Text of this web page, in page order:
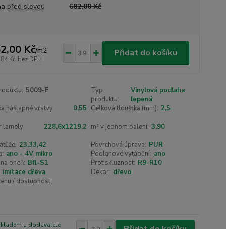
před slevou
682,00 Kč
Kč/m2
Kč bez DPH
Přidat do košíku
5009-E
Typ
produktu:
Vinylová podlaha
lepená
nášlapné vrstvy
0,55 Celková tloušťka (mm): 2,5
lamely
228,6x1219,2 m² v jednom balení: 3,90
23,33,42 Povrchová úprava: PUR
ano - 4V mikro Podlahové vytápění: ano
oheň: Bfl-S1 Protiskluznost: R9-R10
imitace dřeva Dekor: dřevo
/ dostupnost
u dodavatele